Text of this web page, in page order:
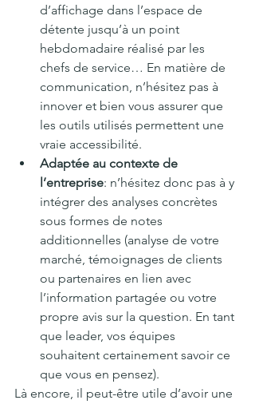
d’affichage dans l’espace de
détente jusqu’à un point
hebdomadaire réalisé par les
chefs de service… En matière de
communication, n’hésitez pas à
innover et bien vous assurer que
les outils utilisés permettent une
vraie accessibilité.
Adaptée au contexte de
l’entreprise: n’hésitez donc pas à y
intégrer des analyses concrètes
sous formes de notes
additionnelles (analyse de votre
marché, témoignages de clients
ou partenaires en lien avec
l’information partagée ou votre
propre avis sur la question. En tant
que leader, vos équipes
souhaitent certainement savoir ce
que vous en pensez).
Là encore, il peut-être utile d’avoir une